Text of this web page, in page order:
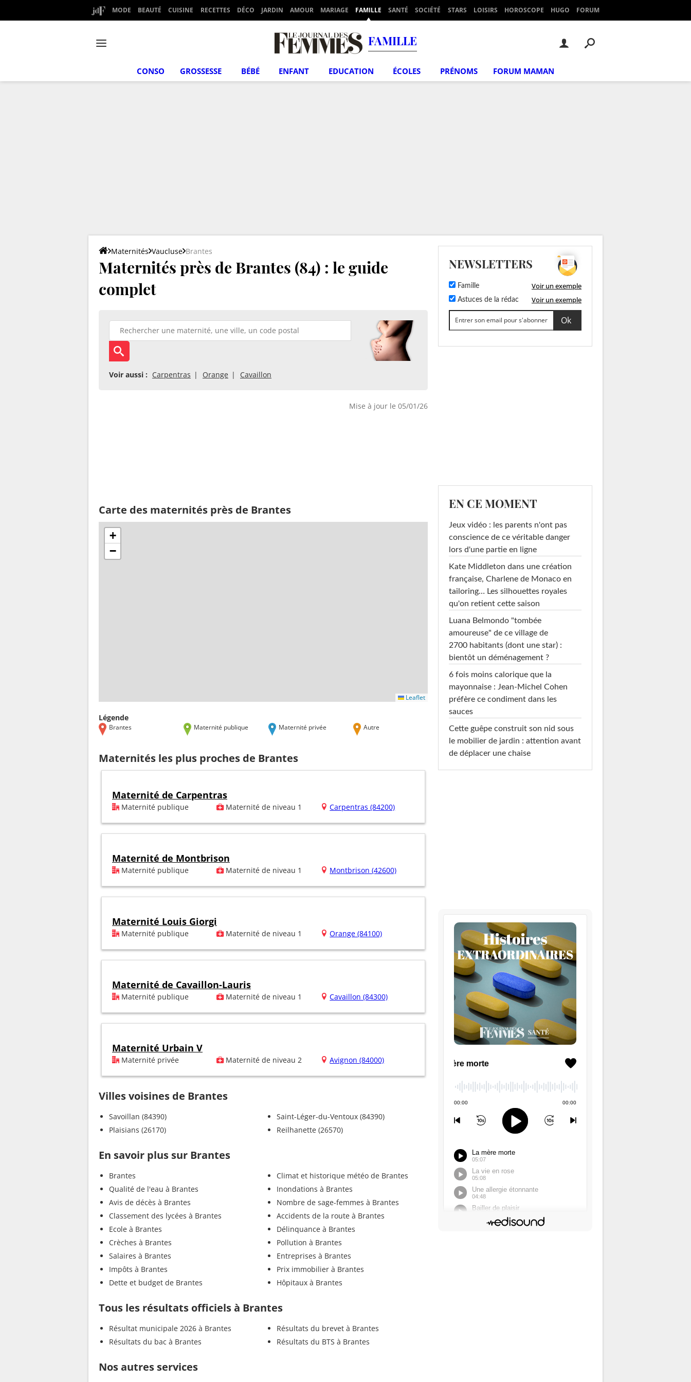
MODE BEAUTÉ CUISINE RECETTES DÉCO JARDIN AMOUR MARIAGE FAMILLE SANTÉ SOCIÉTÉ STARS LOISIRS HOROSCOPE HUGO FORUM
FAMILLE
CONSO GROSSESSE BÉBÉ ENFANT EDUCATION ÉCOLES PRÉNOMS FORUM MAMAN
Maternités Vaucluse Brantes
Maternités près de Brantes (84) : le guide
complet
Voir aussi : Carpentras Orange Cavaillon
Mise à jour le 05/01/26
Carte des maternités près de Brantes
+
−
Leaflet
Légende
Brantes Maternité publique Maternité privée Autre
Maternités les plus proches de Brantes
Maternité de Carpentras
Maternité publique Maternité de niveau 1 Carpentras (84200)
Maternité de Montbrison
Maternité publique Maternité de niveau 1 Montbrison (42600)
Maternité Louis Giorgi
Maternité publique Maternité de niveau 1 Orange (84100)
Maternité de Cavaillon-Lauris
Maternité publique Maternité de niveau 1 Cavaillon (84300)
Maternité Urbain V
Maternité privée Maternité de niveau 2 Avignon (84000)
Villes voisines de Brantes
Savoillan (84390)
Plaisians (26170)
Saint-Léger-du-Ventoux (84390)
Reilhanette (26570)
En savoir plus sur Brantes
Brantes
Qualité de l'eau à Brantes
Avis de décès à Brantes
Classement des lycées à Brantes
Ecole à Brantes
Crèches à Brantes
Salaires à Brantes
Impôts à Brantes
Dette et budget de Brantes
Climat et historique météo de Brantes
Inondations à Brantes
Nombre de sage-femmes à Brantes
Accidents de la route à Brantes
Délinquance à Brantes
Pollution à Brantes
Entreprises à Brantes
Prix immobilier à Brantes
Hôpitaux à Brantes
Tous les résultats officiels à Brantes
Résultat municipale 2026 à Brantes
Résultats du bac à Brantes
Résultats du brevet à Brantes
Résultats du BTS à Brantes
Nos autres services
NEWSLETTERS
Famille Voir un exemple
Astuces de la rédac Voir un exemple
EN CE MOMENT
Jeux vidéo : les parents n'ont pas
conscience de ce véritable danger
lors d'une partie en ligne
Kate Middleton dans une création
française, Charlene de Monaco en
tailoring… Les silhouettes royales
qu'on retient cette saison
Luana Belmondo "tombée
amoureuse" de ce village de
2700 habitants (dont une star) :
bientôt un déménagement ?
6 fois moins calorique que la
mayonnaise : Jean-Michel Cohen
préfère ce condiment dans les
sauces
Cette guêpe construit son nid sous
le mobilier de jardin : attention avant
de déplacer une chaise